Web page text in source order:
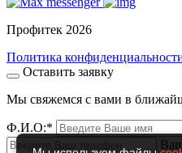
Профитек 2026
Политика
Оставить заявку
Мы свяжемся с вами в
Ф.И.О:*